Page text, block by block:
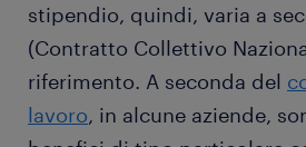
stipendio, quindi, varia a
(Contratto Collettivo
riferimento. A seconda del
lavoro, in alcune aziende,